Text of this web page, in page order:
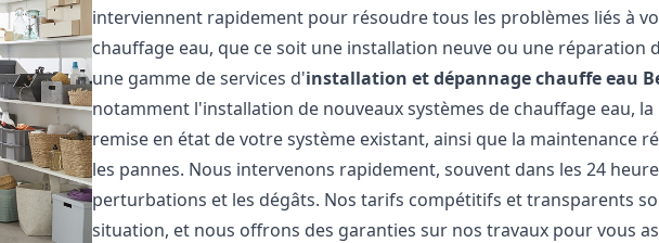
interviennent rapidement pour résoudre tous les problèmes liés à
chauffage eau, que ce soit une installation neuve ou une réparation
une gamme de services d'installation et dépannage chauffe eau
notamment l'installation de nouveaux systèmes de chauffage eau,
remise en état de votre système existant, ainsi que la maintenance
les pannes. Nous intervenons rapidement, souvent dans les 24
perturbations et les dégâts. Nos tarifs compétitifs et transparents
situation, et nous offrons des garanties sur nos travaux pour vous